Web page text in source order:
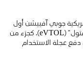
الأمريكية جوبي آفييشن أول
موافقة منها على الاطلاق بصلاحية طائرة “ايفتول” (eVTOL)، كجزء من
دفع عجلة الاستخدام